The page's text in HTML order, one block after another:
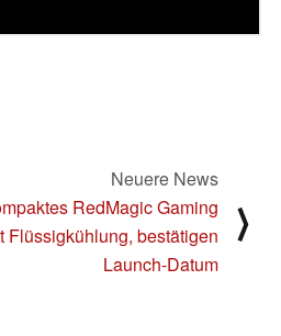
Neuere News
RedMagic Gaming
Flüssigkühlung, bestätigen
Launch-Datum
⟩